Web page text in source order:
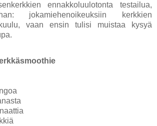
ennakkoluulotonta testailua,
jokamiehenoikeuksiin kerkkien
vaan ensin tulisi muistaa kysyä